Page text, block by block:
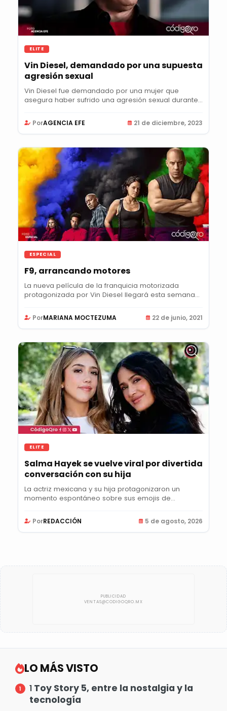
ELITE
Vin Diesel, demandado por una supuesta
agresión sexual
Vin Diesel fue demandado por una mujer que
asegura haber sufrido una agresión sexual durante
PorAGENCIA EFE 21 de diciembre, 2023
ESPECIAL
F9, arrancando motores
La nueva película de la franquicia motorizada
protagonizada por Vin Diesel llegará esta semana
PorMARIANA MOCTEZUMA 22 de junio, 2021
ELITE
Salma Hayek se vuelve viral por divertida
conversación con su hija
La actriz mexicana y su hija protagonizaron un
momento espontáneo sobre sus emojis de
PorREDACCIÓN 5 de agosto, 2026
LO MÁS VISTO
1 Toy Story 5, entre la nostalgia y la
tecnología